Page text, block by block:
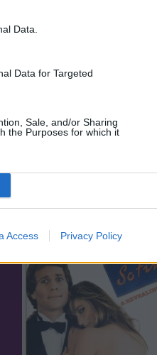
Data.
Data for Targeted
Sale, and/or Sharing
the Purposes for which it
Access Privacy Policy
1976